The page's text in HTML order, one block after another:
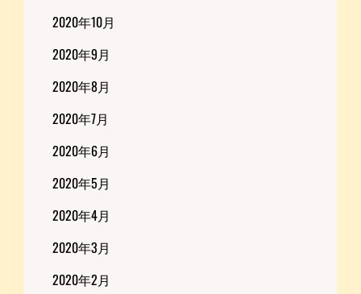
2020年10月
2020年9月
2020年8月
2020年7月
2020年6月
2020年5月
2020年4月
2020年3月
2020年2月